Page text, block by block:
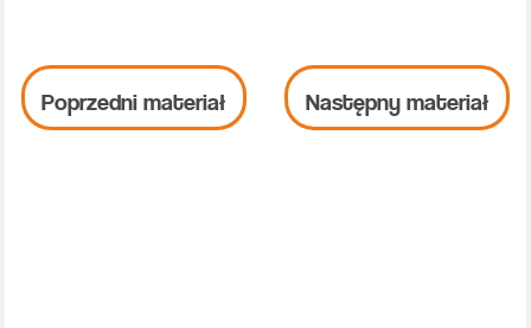
Poprzedni materiał Następny materiał